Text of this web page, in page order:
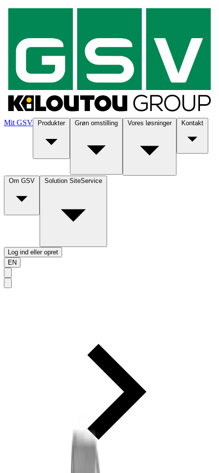
Mit GSV Produkter Grøn omstilling Vores løsninger Kontakt
Om GSV Solution SiteService
Log ind eller opret
EN